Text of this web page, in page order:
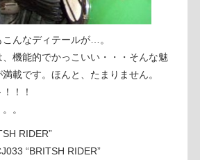
んなディテールが…。
機能的でかっこいい・・・そんな魅
載です。ほんと、たまりません。
！！
。
RIDER”
“BRITSH RIDER”